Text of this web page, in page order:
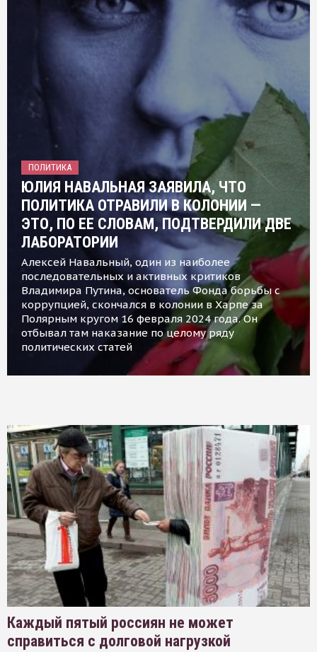
ПОЛИТИКА
ЮЛИЯ НАВАЛЬНАЯ ЗАЯВИЛА, ЧТО
ПОЛИТИКА ОТРАВИЛИ В КОЛОНИИ —
ЭТО, ПО ЕЕ СЛОВАМ, ПОДТВЕРДИЛИ ДВЕ
ЛАБОРАТОРИИ
Алексей Навальный, один из наиболее
последовательных и активных критиков
Владимира Путина, основатель Фонда борьбы с
коррупцией, скончался в колонии в Харпе за
Полярным кругом 16 февраля 2024 года. Он
отбывал там наказание по целому ряду
политических статей
Каждый пятый россиян не может
справиться с долговой нагрузкой